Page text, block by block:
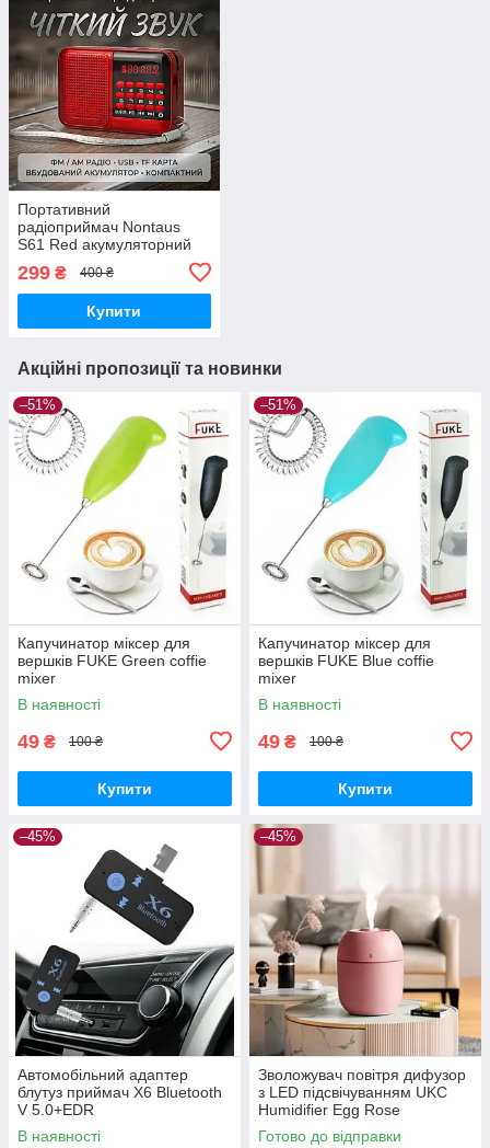
Портативний
радіоприймач Nontaus
S61 Red акумуляторний
299 ₴ 400 ₴
Купити
Акційні пропозиції та новинки
–51%
Капучинатор міксер для
вершків FUKE Green coffie
mixer
В наявності
49 ₴ 100 ₴
Купити
–51%
Капучинатор міксер для
вершків FUKE Blue coffie
mixer
В наявності
49 ₴ 100 ₴
Купити
–45%
Автомобільний адаптер
блутуз приймач X6 Bluetooth
V 5.0+EDR
В наявності
–45%
Зволожувач повітря дифузор
з LED підсвічуванням UKC
Humidifier Egg Rose
Готово до відправки